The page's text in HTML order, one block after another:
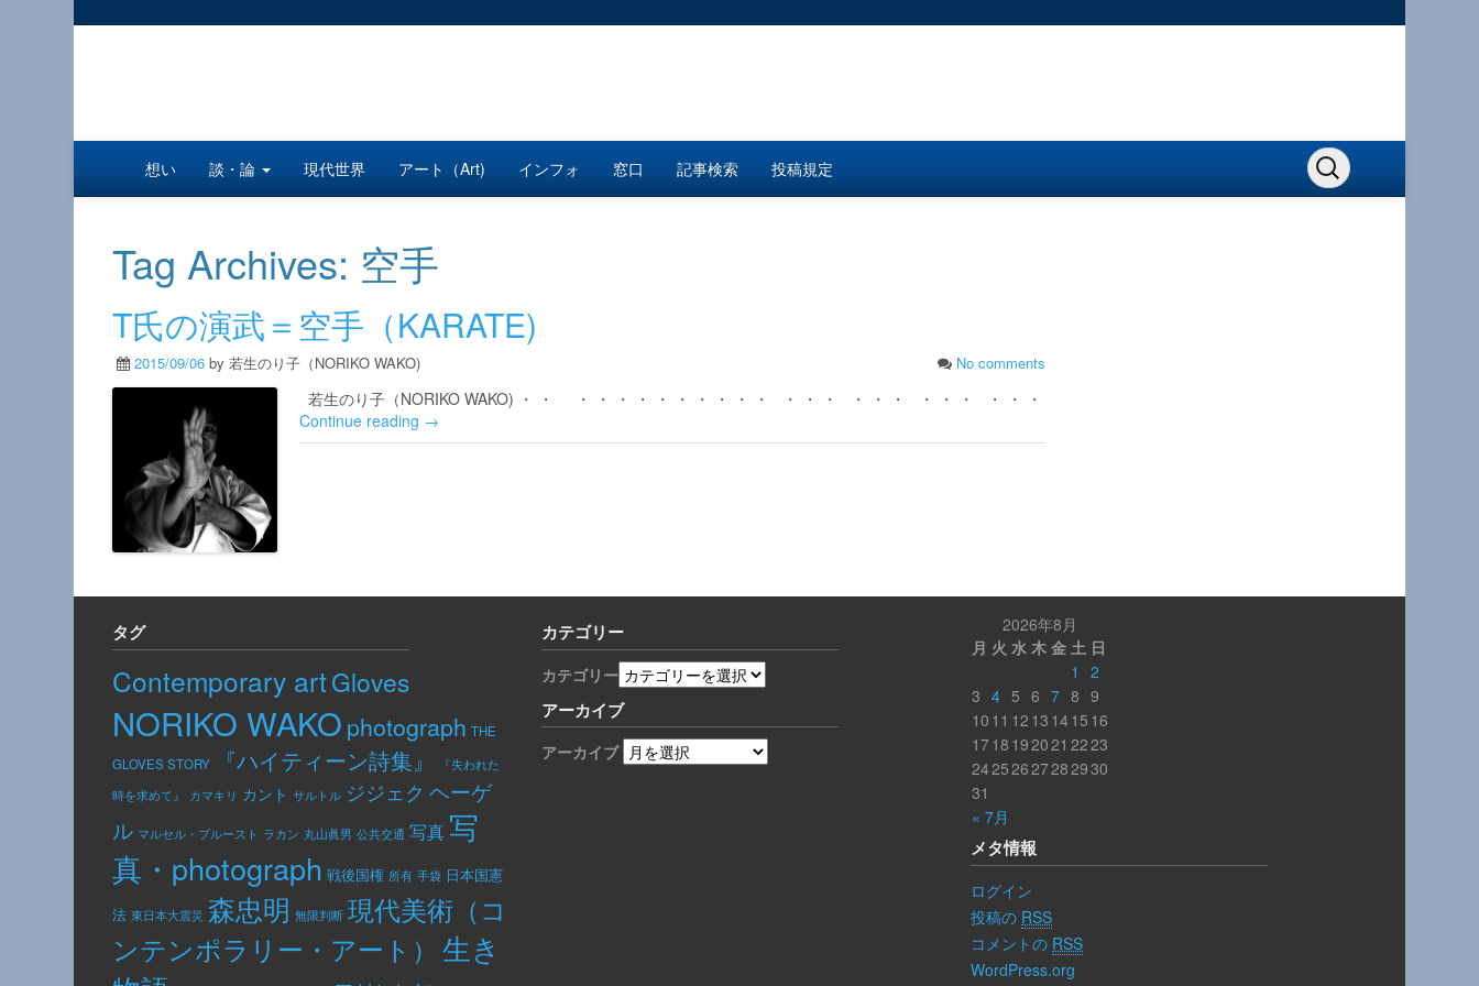
想い 談・論 現代世界 アート（Art) インフォ 窓口 記事検索 投稿規定
Tag Archives: 空手
T氏の演武＝空手（KARATE)
2015/09/06 by 若生のり子（NORIKO WAKO) No comments
若生のり子（NORIKO WAKO) ・ ・ ・ ・ ・ ・ ・ ・ ・ ・ ・ ・ ・ ・ ・ ・ ・ ・ ・ ・ ・ ・ ・ ・
Continue reading →
タグ
Contemporary artGloves
NORIKO WAKOphotograph THE
GLOVES STORY
『ハイティーン詩集』
『失われた
時を求めて』
カマキリ カント サルトル ジジェク ヘーゲ
ル マルセル・プルースト ラカン 丸山眞男 公共交通 写真 写
真・photograph 戦後国権 所有 手袋 日本国憲
法 東日本大震災 森忠明 無限判断 現代美術（コ
ンテンポラリー・アート） 生き
カテゴリー
カテゴリー
アーカイブ
アーカイブ
2026年8月
月 火 水 木 金 土 日
« 7月
1
2
3 4 5 6 7 8 9
10 11 12 13 1415 16
1718 192021 2223
24252627282930
31
メタ情報
ログイン
投稿の RSS
コメントの RSS
WordPress.org